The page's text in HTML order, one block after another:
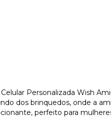
Personalizada Wish
dos brinquedos, onde a
perfeito para